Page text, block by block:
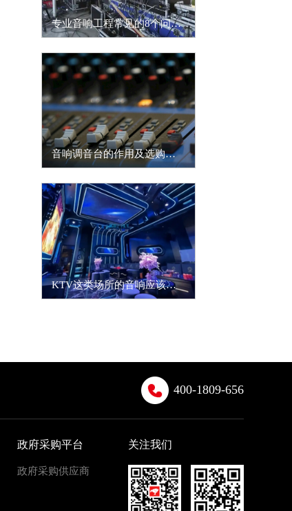
专业音响工程常见的8个问题，你知道吗？
音响调音台的作用及选购时注意事项
KTV这类场所的音响应该如何选择？
400-1809-656
政府采购平台
政府采购供应商
关注我们